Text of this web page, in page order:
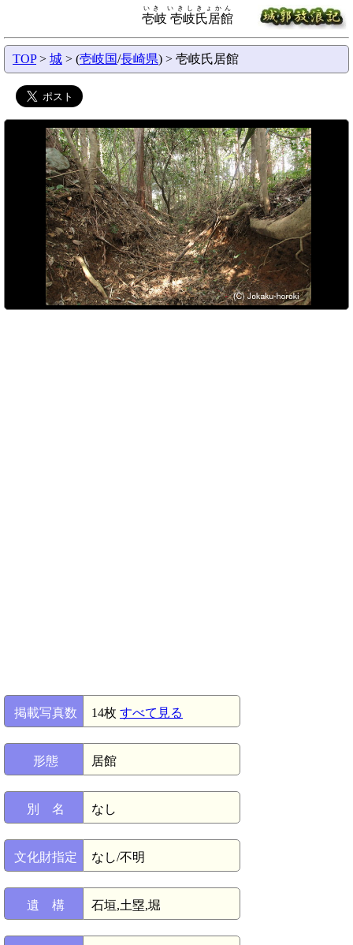
壱岐 壱岐氏居館
いき いきしきょかん
TOP> 城 > (壱岐国/長崎県) > 壱岐氏居館
掲載写真数 14枚 すべて見る
形態 居館
別 名 なし
文化財指定 なし/不明
遺 構 石垣,土塁,堀